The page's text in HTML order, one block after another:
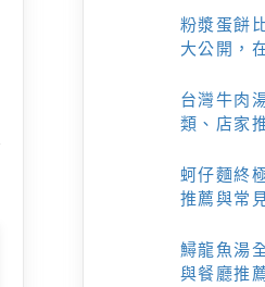
粉漿蛋餅
大公開，
台灣牛肉
類、店家
蚵仔麵終
推薦與常
鱘龍魚湯
與餐廳推